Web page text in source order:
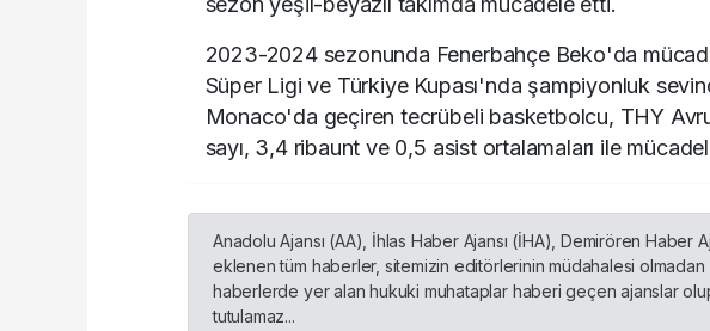
2023-2024 sezonunda Fenerbahçe Beko'da
Süper Ligi ve Türkiye Kupası'nda şampiyonluk
Monaco'da geçiren tecrübeli basketbolcu, THY
sayı, 3,4 ribaunt ve 0,5 asist ortalamaları ile
Anadolu Ajansı (AA), İhlas Haber Ajansı (İHA), Demirören Haber
eklenen tüm haberler, sitemizin editörlerinin müdahalesi olmadan
haberlerde yer alan hukuki muhataplar haberi geçen ajanslar
tutulamaz...